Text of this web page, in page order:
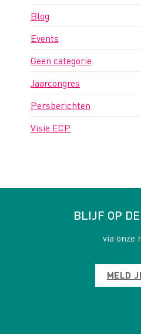
Blog
Events
Geen categorie
Jaarcongres
Persberichten
Visie ECP
BLIJF OP
via onze
MELD